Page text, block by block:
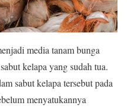
media tanam bunga
kelapa yang sudah tua.
sabut kelapa tersebut pada
menyatukannya